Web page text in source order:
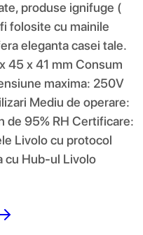
produse ignifuge (
folosite cu mainile
eleganta casei tale.
45 x 41 mm Consum
maxima: 250V
Mediu de operare:
de 95% RH Certificare:
Livolo cu protocol
cu Hub-ul Livolo